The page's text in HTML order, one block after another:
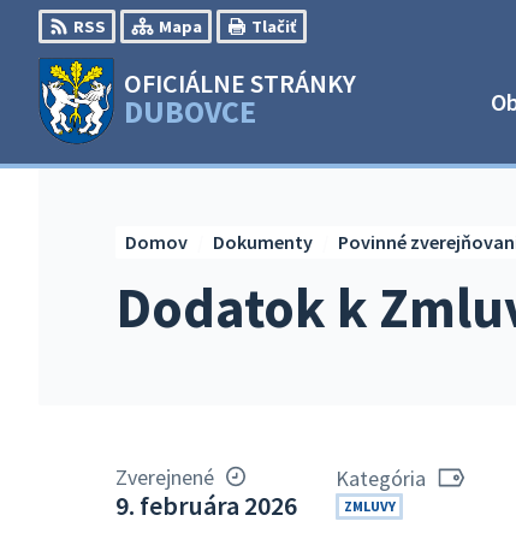
Preskočiť
na
obsah
RSS Mapa Tlačiť
OFICIÁLNE STRÁNKY
DUBOVCE
Dodatok k
Domov Dokumenty Povinné
Zverejnené
9. februára 2026
Kategória
ZMLUVY